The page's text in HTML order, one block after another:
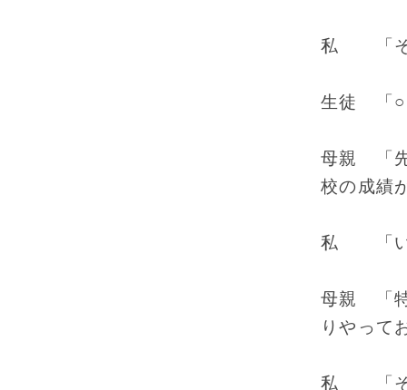
私 「そ
生徒 「
母親 「先
校の成績
私 「い
母親 「特
りやって
私 「そ